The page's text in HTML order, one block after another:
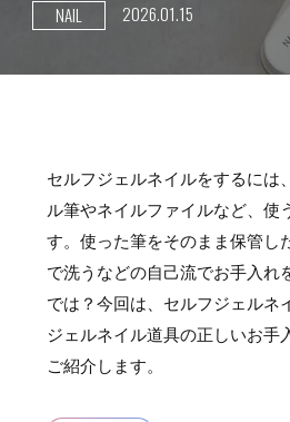
NAIL 2026.01.15
セルフジェルネイルをするには
ル筆やネイルファイルなど、使
す。使った筆をそのまま保管し
で洗うなどの自己流でお手入れ
では？今回は、セルフジェルネ
ジェルネイル道具の正しいお手
ご紹介します。